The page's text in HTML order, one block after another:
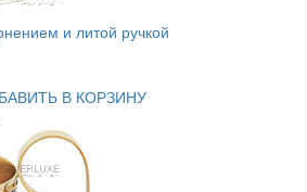
и литой ручкой
В КОРЗИНУ